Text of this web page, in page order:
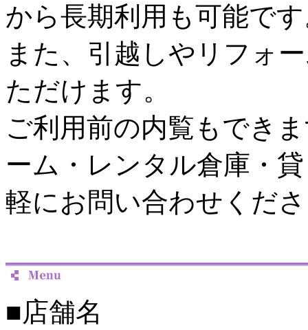
から長期利用も可能で
また、引越しやリフォ
ただけます。
ご利用前の内覧もでき
ーム・レンタル倉庫・
軽にお問い合わせくだ
■店舗名